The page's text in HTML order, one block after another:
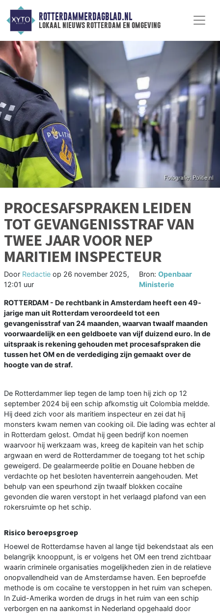
ROTTERDAMMERDAGBLAD.NL
lokaal nieuws rotterdam en omgeving
PROCESAFSPRAKEN LEIDEN
TOT GEVANGENISSTRAF VAN
TWEE JAAR VOOR NEP
MARITIEM INSPECTEUR
Door Redactie op 26 november 2025,
12:01 uur
Bron: Openbaar
Ministerie
ROTTERDAM - De rechtbank in Amsterdam heeft een 49-
jarige man uit Rotterdam veroordeeld tot een
gevangenisstraf van 24 maanden, waarvan twaalf maanden
voorwaardelijk en een geldboete van vijf duizend euro. In de
uitspraak is rekening gehouden met procesafspraken die
tussen het OM en de verdediging zijn gemaakt over de
hoogte van de straf.
De Rotterdammer liep tegen de lamp toen hij zich op 12
september 2024 bij een schip afkomstig uit Colombia meldde.
Hij deed zich voor als maritiem inspecteur en zei dat hij
monsters kwam nemen van cooking oil. Die lading was echter al
in Rotterdam gelost. Omdat hij geen bedrijf kon noemen
waarvoor hij werkzaam was, kreeg de kapitein van het schip
argwaan en werd de Rotterdammer de toegang tot het schip
geweigerd. De gealarmeerde politie en Douane hebben de
verdachte op het besloten haventerrein aangehouden. Met
behulp van een speurhond zijn twaalf blokken cocaïne
gevonden die waren verstopt in het verlaagd plafond van een
rokersruimte op het schip.
Risico beroepsgroep
Hoewel de Rotterdamse haven al lange tijd bekendstaat als een
belangrijk knooppunt, is er volgens het OM een trend zichtbaar
waarin criminele organisaties mogelijkheden zien in de relatieve
onopvallendheid van de Amsterdamse haven. Een beproefde
methode is om cocaïne te verstoppen in het ruim van schepen.
In Zuid-Amerika worden de drugs in het ruim van een schip
verborgen en na aankomst in Nederland opgehaald door